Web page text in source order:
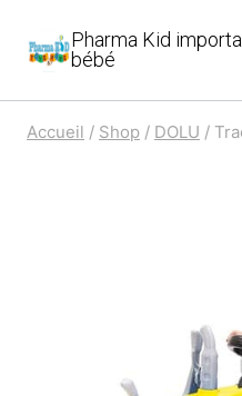
Pharma Kid
bébé
Accueil / Shop / DOLU /